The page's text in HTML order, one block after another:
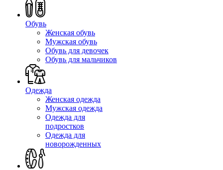
Обувь
Женская обувь
Мужская обувь
Обувь для девочек
Обувь для мальчиков
Одежда
Женская одежда
Мужская одежда
Одежда для
подростков
Одежда для
новорожденных